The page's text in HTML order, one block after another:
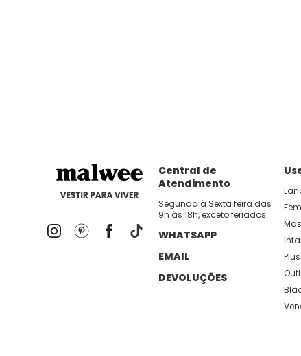
Central de
Atendimento
Segunda à Sexta feira das
9h às 18h, exceto feriados.
WHATSAPP
EMAIL
DEVOLUÇÕES